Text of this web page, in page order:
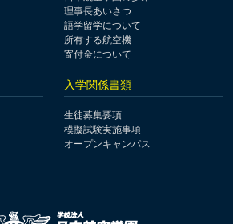
理事長あいさつ
語学留学について
所有する航空機
寄付金について
入学関係書類
生徒募集要項
模擬試験実施事項
オープンキャンパス